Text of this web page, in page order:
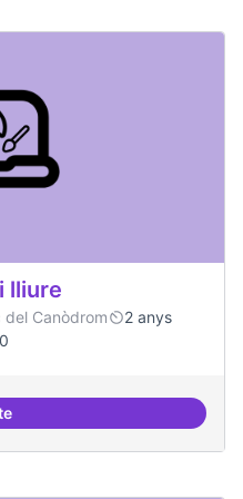
lliure
Canòdrom
2 anys
0
i programari lliure